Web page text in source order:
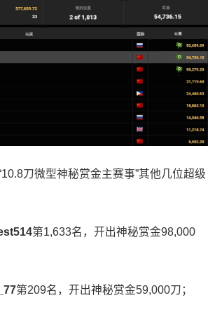
刀微型神秘赏金主赛事”其他几位超级
第1,633名，开出神秘赏金98,000
第209名，开出神秘赏金59,000刀；